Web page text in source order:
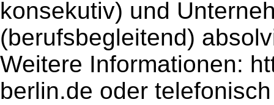
konsekutiv) und
(berufsbegleitend)
Weitere Informationen:
berlin.de oder